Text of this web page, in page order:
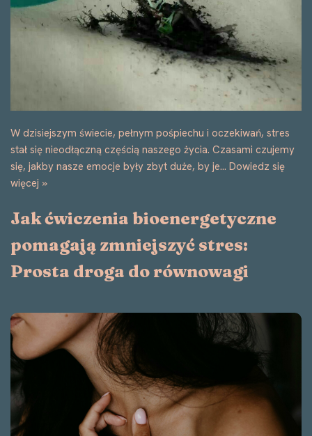
Jak ćwiczenia bioenergetyczne
pomagają zmniejszyć stres:
Prosta droga do równowagi
Rozpocznij swoją podróż ku głębszemu zrozumieniu siebie i
uwolnieniu emocji zapisanych w ciele. Zapraszam na cykl
warsztatów w nurcie analizy bioenergetycznej Alexandra
Lowena, które poprowadzą Cię…Dowiedz się więcej »
Chodź się po-czuć – Cykl mini-